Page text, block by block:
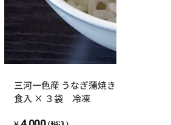
三河一色産 うなぎ蒲焼き きざみ 50g
食入 × ３袋 冷凍